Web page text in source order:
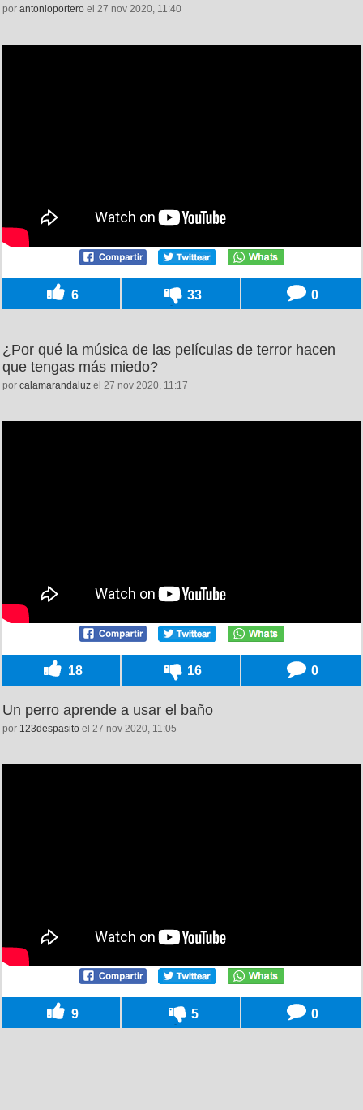
por antonioportero el 27 nov 2020, 11:40
6 33 0
¿Por qué la música de las películas de terror hacen
que tengas más miedo?
por calamarandaluz el 27 nov 2020, 11:17
18 16 0
Un perro aprende a usar el baño
por 123despasito el 27 nov 2020, 11:05
9 5 0